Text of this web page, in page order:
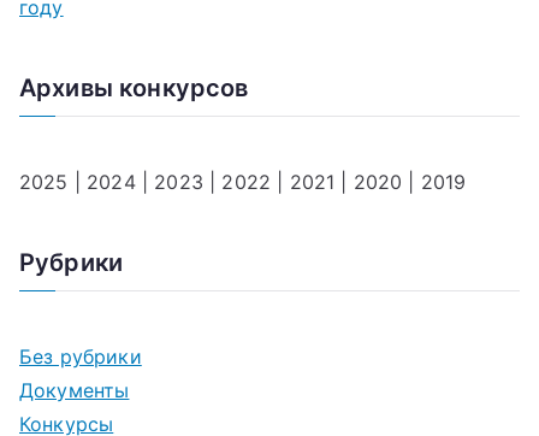
году
Архивы конкурсов
2025 2024 2023 2022 2021 2020 2019
Рубрики
Без рубрики
Документы
Конкурсы